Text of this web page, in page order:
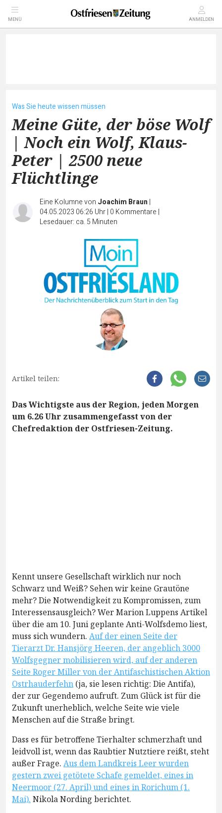
MENÜ ANMELDEN
Was Sie heute wissen müssen
Meine Güte, der böse Wolf
| Noch ein Wolf, Klaus-
Peter | 2500 neue
Flüchtlinge
Eine Kolumne von Joachim Braun |
04.05.2023 06:26 Uhr| 0 Kommentare |
Lesedauer: ca. 5 Minuten
Artikel teilen:
Das Wichtigste aus der Region, jeden Morgen
um 6.26 Uhr zusammengefasst von der
Chefredaktion der Ostfriesen-Zeitung.
Kennt unsere Gesellschaft wirklich nur noch
Schwarz und Weiß? Sehen wir keine Grautöne
mehr? Die Notwendigkeit zu Kompromissen, zum
Interessensausgleich? Wer Marion Luppens Artikel
über die am 10. Juni geplante Anti-Wolfsdemo liest,
muss sich wundern. Auf der einen Seite der
Tierarzt Dr. Hansjörg Heeren, der angeblich 3000
Wolfsgegner mobilisieren wird, auf der anderen
Seite Roger Miller von der Antifaschistischen Aktion
Ostrhauderfehn (ja, sie lesen richtig: Die Antifa),
der zur Gegendemo aufruft. Zum Glück ist für die
Zukunft unerheblich, welche Seite wie viele
Menschen auf die Straße bringt.
Dass es für betroffene Tierhalter schmerzhaft und
leidvoll ist, wenn das Raubtier Nutztiere reißt, steht
außer Frage. Aus dem Landkreis Leer wurden
gestern zwei getötete Schafe gemeldet, eines in
Neermoor (27. April) und eines in Rorichum (1.
Mai). Nikola Nording berichtet.